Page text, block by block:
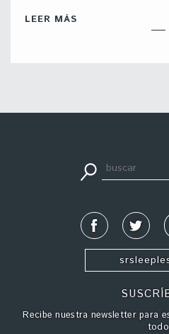
LEER MÁS
Recibe nuestra newsletter para
todo